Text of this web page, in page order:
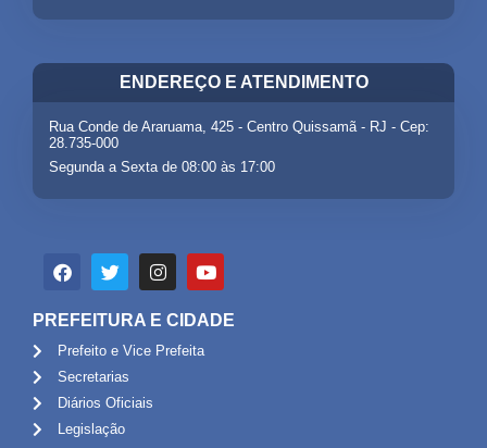
ENDEREÇO E ATENDIMENTO
Rua Conde de Araruama, 425 - Centro Quissamã - RJ - Cep:
28.735-000
Segunda a Sexta de 08:00 às 17:00
PREFEITURA E CIDADE
Prefeito e Vice Prefeita
Secretarias
Diários Oficiais
Legislação